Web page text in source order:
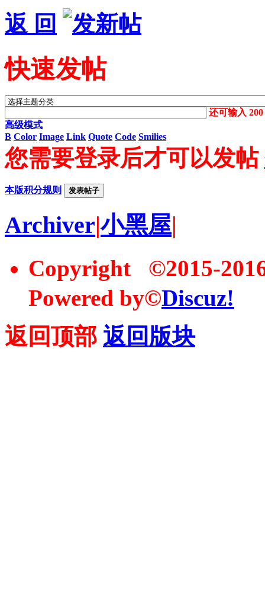
返 回
快速发帖
还可输入200
高级模式
B Color Image Link Quote Code Smilies
您需要登录后才可以发帖
本版积分规则 发表帖子
Archiver|小黑屋|
Copyright ©2015-
Powered by©Discuz!
返回顶部 返回版块